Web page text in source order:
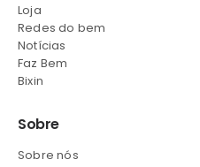
Loja
Redes do bem
Notícias
Faz Bem
Bixin
Sobre
Sobre nós